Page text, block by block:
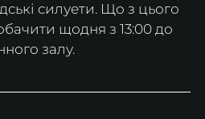
силуети. Що з цього
щодня з 13:00 до
залу.